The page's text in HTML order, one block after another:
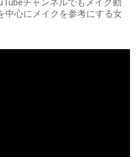
チャンネルでもメイク動
中心にメイクを参考にする女